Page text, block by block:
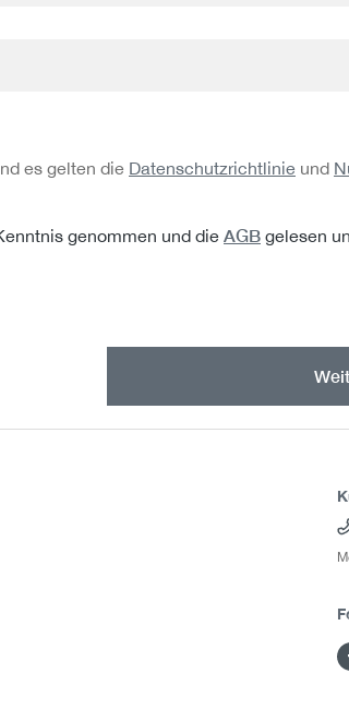
es gelten die Datenschutzrichtlinie und
genommen und die AGB gelesen